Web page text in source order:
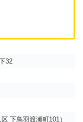
32
下鳥羽渡瀬町101）